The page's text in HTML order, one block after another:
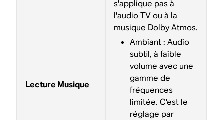
Lecture Musique
s'applique pas à
l'audio TV ou à la
musique Dolby Atmos.
Ambiant : Audio
subtil, à faible
volume avec une
gamme de
fréquences
limitée. C'est le
réglage par